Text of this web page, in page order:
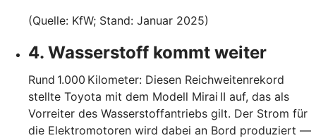
(Quelle: KfW; Stand: Januar 2025)
4. Wasserstoff kommt weiter
Rund 1.000 Kilometer: Diesen Reichweitenrekord
stellte Toyota mit dem Modell Mirai II auf, das als
Vorreiter des Wasserstoffantriebs gilt. Der Strom für
die Elektromotoren wird dabei an Bord produziert —